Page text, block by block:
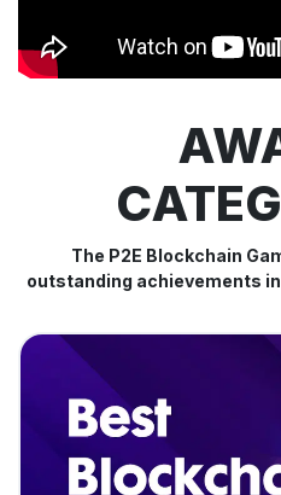
The P2E Blockchain
outstanding achievements